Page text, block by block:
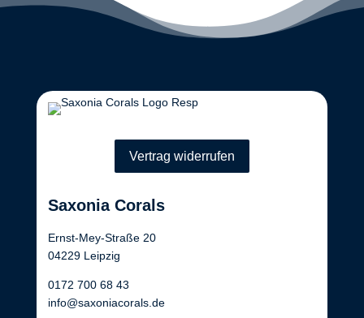
Vertrag widerrufen
Saxonia Corals
Ernst-Mey-Straße 20
04229 Leipzig
0172 700 68 43
info@saxoniacorals.de